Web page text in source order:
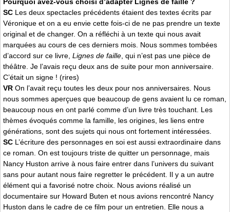
SC Les deux spectacles précédents étaient des textes écrits par
Véronique et on a eu envie cette fois-ci de ne pas prendre un texte
original et de changer. On a réfléchi à un texte qui nous avait
marquées au cours de ces derniers mois. Nous sommes tombées
d’accord sur ce livre, Lignes de faille , qui n’est pas une pièce de
théâtre. Je l’avais reçu deux ans de suite pour mon anniversaire.
C’était un signe ! (rires)
VR On l’avait reçu toutes les deux pour nos anniversaires. Nous
nous sommes aperçues que beaucoup de gens avaient lu ce roman,
beaucoup nous en ont parlé comme d’un livre très touchant. Les
thèmes évoqués comme la famille, les origines, les liens entre
générations, sont des sujets qui nous ont fortement intéressées.
SC L’écriture des personnages en soi est aussi extraordinaire dans
ce roman. On est toujours triste de quitter un personnage, mais
Nancy Huston arrive à nous faire entrer dans l’univers du suivant
sans pour autant nous faire regretter le précédent. Il y a un autre
élément qui a favorisé notre choix. Nous avions réalisé un
documentaire sur Howard Buten et nous avions rencontré Nancy
Huston dans le cadre de ce film pour un entretien. Elle nous a